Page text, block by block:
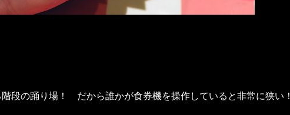
段の踊り場！ だから誰かが食券機を操作していると非常に狭い！